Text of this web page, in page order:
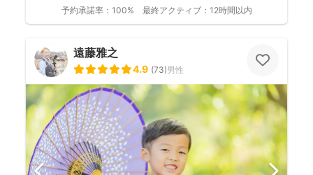
予約承諾率： 100% 最終アクティブ： 12時間以内
遠藤雅之
4.9 (73)男性